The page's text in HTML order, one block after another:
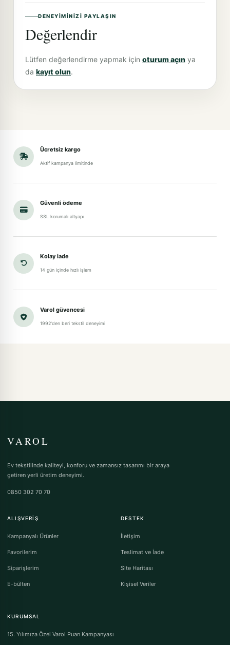
DENEYIMINIZI PAYLAŞIN
Değerlendir
Lütfen değerlendirme yapmak için oturum açın ya
da kayıt olun.
Ücretsiz kargo
Aktif kampanya limitinde
Güvenli ödeme
SSL korumalı altyapı
Kolay iade
14 gün içinde hızlı işlem
Varol güvencesi
1992'den beri tekstil deneyimi
VAROL
Ev tekstilinde kaliteyi, konforu ve zamansız tasarımı bir araya
getiren yerli üretim deneyimi.
0850 302 70 70
ALIŞVERIŞ
Kampanyalı Ürünler
Favorilerim
Siparişlerim
E-bülten
DESTEK
İletişim
Teslimat ve İade
Site Haritası
Kişisel Veriler
KURUMSAL
15. Yılımıza Özel Varol Puan Kampanyası